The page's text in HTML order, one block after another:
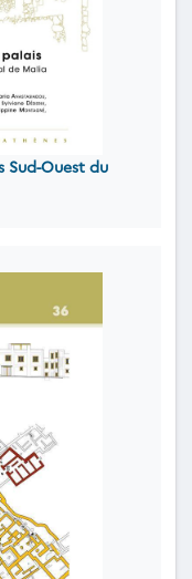
Sud-Ouest du